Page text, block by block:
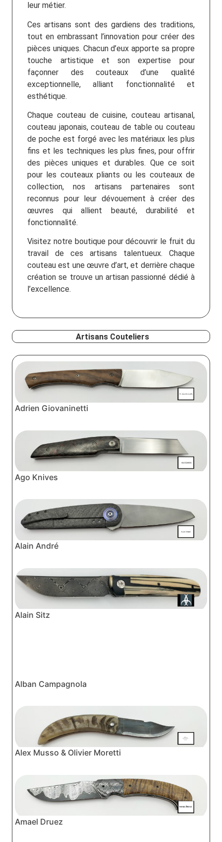
Artisans Couteliers
Adrien Giovaninetti
Ago Knives
Alain André
Alain Sitz
Alban Campagnola
Alex Musso & Olivier Moretti
Amael Druez
leur métier.
Ces artisans sont des gardiens des traditions,
tout en embrassant l’innovation pour créer des
pièces uniques. Chacun d’eux apporte sa propre
touche artistique et son expertise pour
façonner des couteaux d’une qualité
exceptionnelle, alliant fonctionnalité et
esthétique.
Chaque couteau de cuisine, couteau artisanal,
couteau japonais, couteau de table ou couteau
de poche est forgé avec les matériaux les plus
fins et les techniques les plus fines, pour offrir
des pièces uniques et durables. Que ce soit
pour les couteaux pliants ou les couteaux de
collection, nos artisans partenaires sont
reconnus pour leur dévouement à créer des
œuvres qui allient beauté, durabilité et
fonctionnalité.
Visitez notre boutique pour découvrir le fruit du
travail de ces artisans talentueux. Chaque
couteau est une œuvre d’art, et derrière chaque
création se trouve un artisan passionné dédié à
l’excellence.